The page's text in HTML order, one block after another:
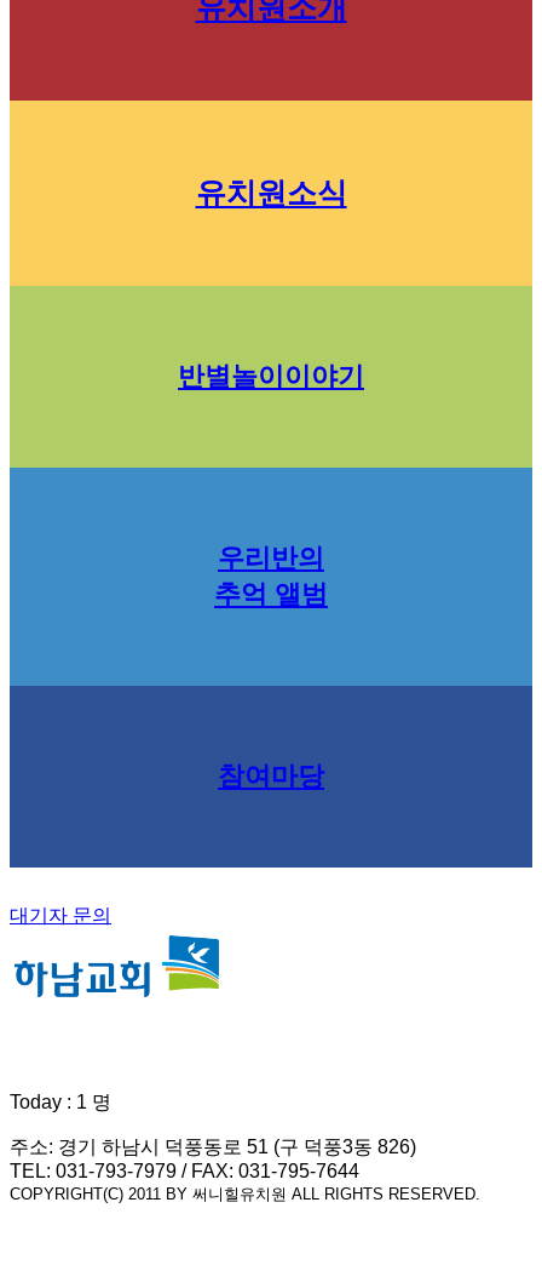
유치원소개
유치원소식
반별놀이이야기
우리반의
추억 앨범
참여마당
대기자 문의
Today : 1 명
주소: 경기 하남시 덕풍동로 51 (구 덕풍3동 826)
TEL: 031-793-7979 / FAX: 031-795-7644
COPYRIGHT(C) 2011 BY 써니힐유치원 ALL RIGHTS RESERVED.